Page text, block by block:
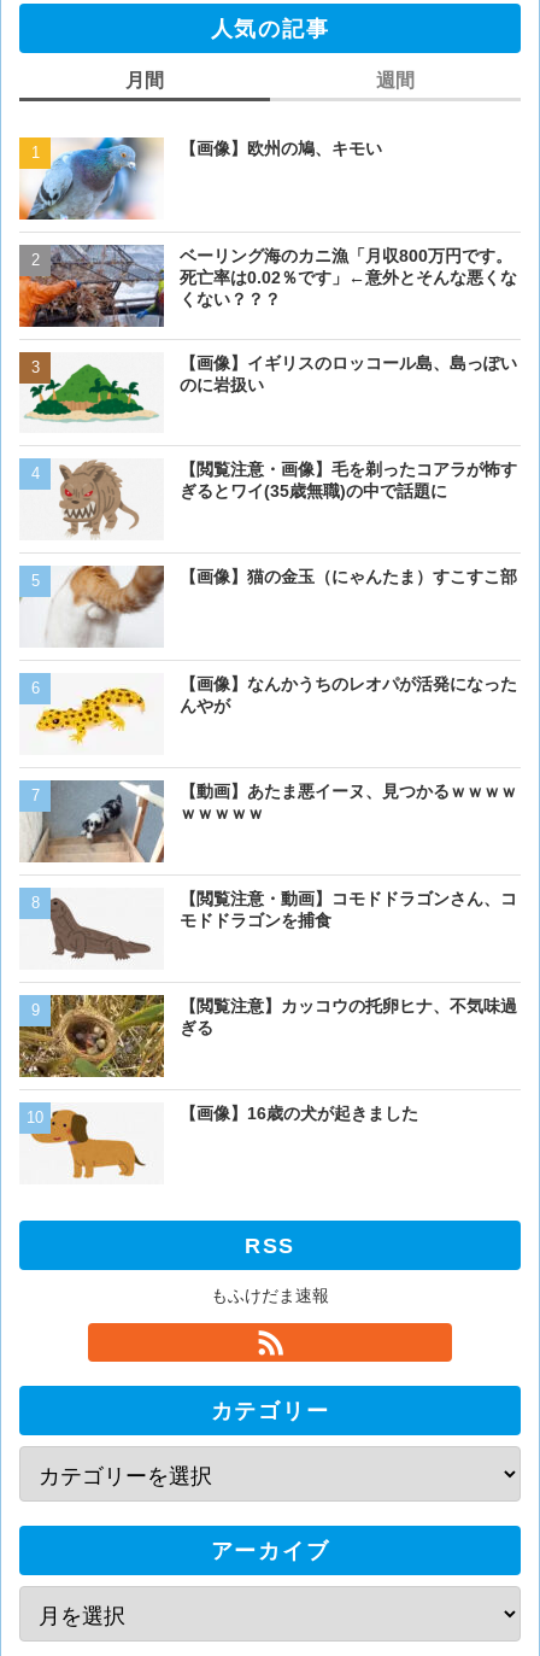
人気の記事
月間
【画像】欧州の鳩、キモい
ベーリング海のカニ漁「月収800万円です。
死亡率は0.02％です」←意外とそんな悪くな
くない？？？
【画像】イギリスのロッコール島、島っぽい
のに岩扱い
【閲覧注意・画像】毛を剃ったコアラが怖す
ぎるとワイ(35歳無職)の中で話題に
【画像】猫の金玉（にゃんたま）すこすこ部
【画像】なんかうちのレオパが活発になった
んやが
【動画】あたま悪イーヌ、見つかるｗｗｗｗ
ｗｗｗｗｗ
【閲覧注意・動画】コモドドラゴンさん、コ
モドドラゴンを捕食
【閲覧注意】カッコウの托卵ヒナ、不気味過
ぎる
【画像】16歳の犬が起きました
週間
【画像】欧州の鳩、キモい
【閲覧注意・画像】毛を剃
ぎるとワイ(35歳無職)の中
【画像】イギリスのロッコ
ベーリング海のカニ漁「月
死亡率は0.02％です」←意
【画像】イッヌ、リモコン
【動画】男性、ロバにちょ
【画像】うわぁー、馬みた
【閲覧注意・動画】コモ
モドドラゴンを捕食
【画像】16歳の犬が起きま
【画像】猫が抱きついてく
RSS
もふけだま速報
カテゴリー
アーカイブ